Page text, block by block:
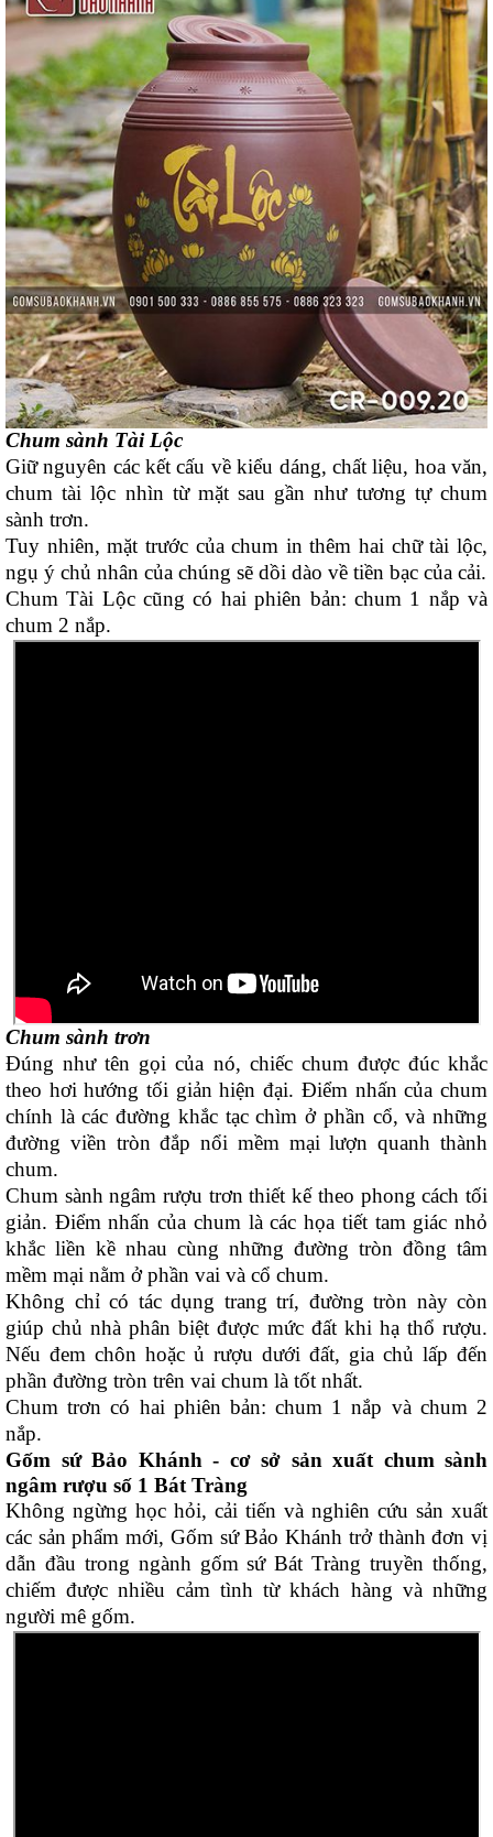
Chum sành Tài Lộc
Giữ nguyên các kết cấu về kiểu dáng, chất liệu, hoa văn,
chum tài lộc nhìn từ mặt sau gần như tương tự chum
sành trơn.
Tuy nhiên, mặt trước của chum in thêm hai chữ tài lộc,
ngụ ý chủ nhân của chúng sẽ dồi dào về tiền bạc của cải.
Chum Tài Lộc cũng có hai phiên bản: chum 1 nắp và
chum 2 nắp.
Chum sành trơn
Đúng như tên gọi của nó, chiếc chum được đúc khắc
theo hơi hướng tối giản hiện đại. Điểm nhấn của chum
chính là các đường khắc tạc chìm ở phần cổ, và những
đường viền tròn đắp nổi mềm mại lượn quanh thành
chum.
Chum sành ngâm rượu trơn thiết kế theo phong cách tối
giản. Điểm nhấn của chum là các họa tiết tam giác nhỏ
khắc liền kề nhau cùng những đường tròn đồng tâm
mềm mại nằm ở phần vai và cổ chum.
Không chỉ có tác dụng trang trí, đường tròn này còn
giúp chủ nhà phân biệt được mức đất khi hạ thổ rượu.
Nếu đem chôn hoặc ủ rượu dưới đất, gia chủ lấp đến
phần đường tròn trên vai chum là tốt nhất.
Chum trơn có hai phiên bản: chum 1 nắp và chum 2
nắp.
Gốm sứ Bảo Khánh - cơ sở sản xuất chum sành
ngâm rượu số 1 Bát Tràng
Không ngừng học hỏi, cải tiến và nghiên cứu sản xuất
các sản phẩm mới, Gốm sứ Bảo Khánh trở thành đơn vị
dẫn đầu trong ngành gốm sứ Bát Tràng truyền thống,
chiếm được nhiều cảm tình từ khách hàng và những
người mê gốm.